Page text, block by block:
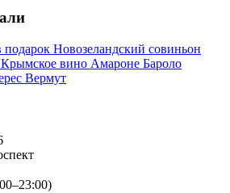
Новозеландский совиньон
Крымское вино Амароне Бароло
Вермут